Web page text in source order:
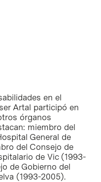
en el
Artal participó en
órganos
miembro del
General de
del Consejo de
de Vic (1993-
de Gobierno del
(1993-2005).